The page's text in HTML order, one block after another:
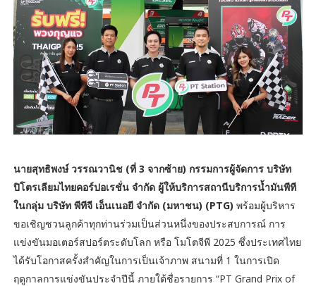
นายสุทธิพงษ์ วรรณวานิช (ที่ 3 จากซ้าย) กรรมการผู้จัดการ บริษัท
ปิโตรเลียมไทยคอร์ปอเรชั่น จำกัด ผู้ให้บริการสถานีบริการน้ำมันพีที
ในกลุ่ม บริษัท พีทีจี เอ็นเนอยี จำกัด (มหาชน) (PTG) พร้อมผู้บริหาร
ขอเชิญชวนลูกค้าทุกท่านร่วมเป็นส่วนหนึ่งของประสบการณ์ การ
แข่งขันมอเตอร์สปอร์ตระดับโลก หรือ โมโตจีพี 2025 ซึ่งประเทศไทย
ได้รับโอกาสครั้งสำคัญในการเป็นเจ้าภาพ สนามที่ 1 ในการเปิด
ฤดูกาลการแข่งขันประจำปีนี้ ภายใต้ชื่อรายการ “PT Grand Prix of